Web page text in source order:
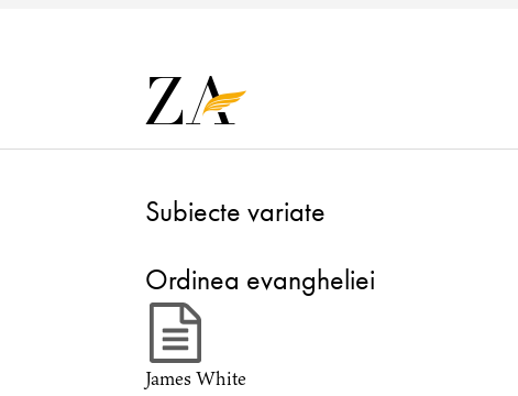
Subiecte variate
Ordinea evangheliei
James White